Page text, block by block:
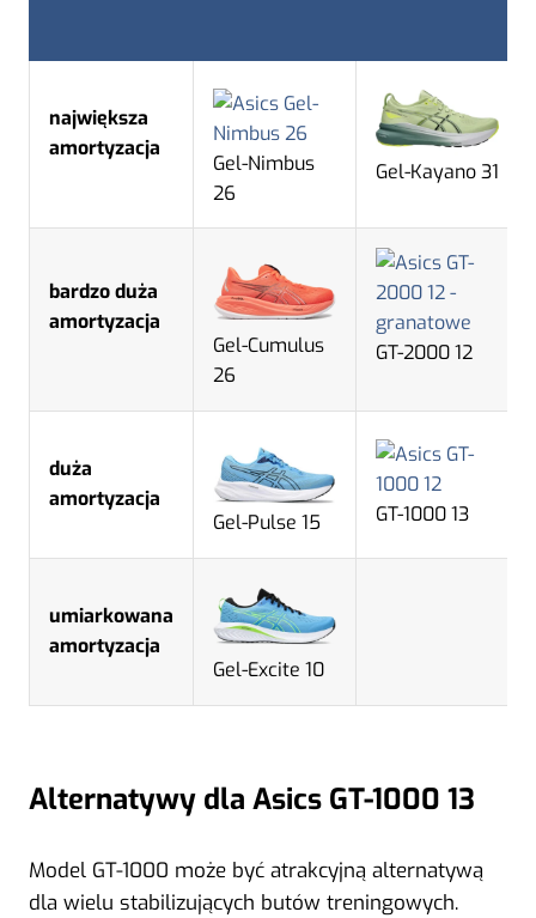
największa
amortyzacja
Gel-Nimbus
26
Gel-Kayano 31
bardzo duża
amortyzacja
Gel-Cumulus
26
GT-2000 12
duża
amortyzacja
Gel-Pulse 15
GT-1000 13
umiarkowana
amortyzacja
Gel-Excite 10
Alternatywy dla Asics GT-1000 13
Model GT-1000 może być atrakcyjną alternatywą
dla wielu stabilizujących butów treningowych.